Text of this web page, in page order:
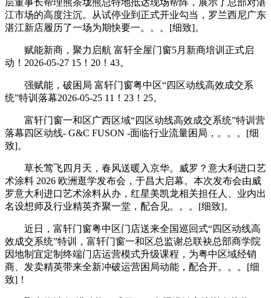
江市场的高度注沉。从试停业到正式开业勾当，罗兰西尼广东
湛江新店履历了一场为期快要一。。。[细致]。
赋能新商，聚力启航 富轩全屋门窗5月新商培训正式启
动！2026-05-27 15！20！43。
强赋能，破困局 富轩门窗粤中区“四区动线高效成交系
统”特训落幕2026-05-25 11！23！25。
富轩门窗一和区广西区域“四区动线高效成交系统”特训营
落幕四区动线- G&C FUSON -面临行业流量困局，。。。[细
致]。
草长莺飞四月天，春风送暖入京华。威罗？意大利进口艺
术涂料 2026 欧洲逛学发布会，于昌大启幕。本次发布会由威
罗意大利进口艺术涂料从办，红星美凯龙相关担任人、业内出
名设想师及行业精英齐聚一堂，配合见。。。[细致]。
近日，富轩门窗粤中区门店送来全国巡回式“四区动线高
效成交系统”特训，富轩门窗一和区总监谢总联袂总部商学院
因地制宜定制终端门店运营模式升级课程，为粤中区域经销
商、发卖精英带来全新冲破运营困局动能，配合开。。。[细
致]！